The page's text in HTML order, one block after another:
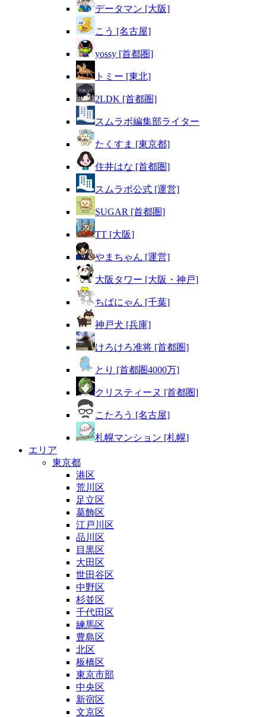
データマン [大阪]
こう [名古屋]
yossy [首都圏]
トミー [東北]
2LDK [首都圏]
スムラボ編集部ライター
たくすま [東京都]
住井はな [首都圏]
スムラボ公式 [運営]
SUGAR [首都圏]
TT [大阪]
やまちゃん [運営]
大阪タワー [大阪・神戸]
ちばにゃん [千葉]
神戸犬 [兵庫]
けろけろ准将 [首都圏]
とり [首都圏4000万]
クリスティーヌ [首都圏]
こたろう [名古屋]
札幌マンション [札幌]
エリア
東京都
港区
荒川区
足立区
葛飾区
江戸川区
品川区
目黒区
大田区
世田谷区
中野区
杉並区
千代田区
練馬区
豊島区
北区
板橋区
東京市部
中央区
新宿区
文京区